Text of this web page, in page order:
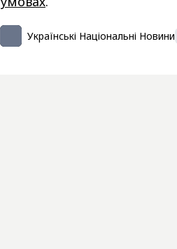
Українські Національні Новини